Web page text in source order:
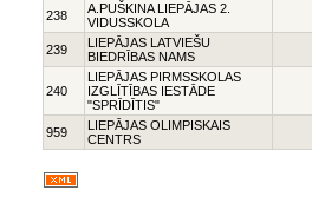
238
A.PUŠKINA LIEPĀJAS 2.
VIDUSSKOLA
239
LIEPĀJAS LATVIEŠU
BIEDRĪBAS NAMS
240
LIEPĀJAS PIRMSSKOLAS
IZGLĪTĪBAS IESTĀDE
"SPRĪDĪTIS"
959
LIEPĀJAS OLIMPISKAIS
CENTRS